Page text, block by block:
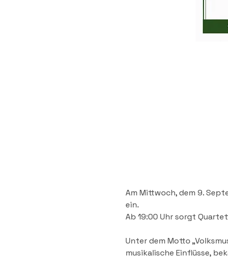
Am Mittwoch, dem 9.
ein.
Ab 19:00 Uhr sorgt
Unter dem Motto
musikalische Einflüsse,